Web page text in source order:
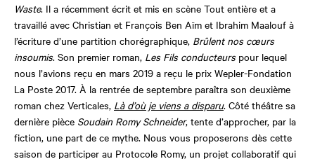
Waste. Il a récemment écrit et mis en scène Tout entière et a
travaillé avec Christian et François Ben Aïm et Ibrahim Maalouf à
l’écriture d’une partition chorégraphique, Brûlent nos cœurs
insoumis. Son premier roman, Les Fils conducteurspour lequel
nous l’avions reçu en mars 2019 a reçu le prix Wepler-Fondation
La Poste 2017. À la rentrée de septembre paraîtra son deuxième
roman chez Verticales, Là d’où je viens a disparu. Côté théâtre sa
dernière pièce Soudain Romy Schneider, tente d’approcher, par la
fiction, une part de ce mythe. Nous vous proposerons dès cette
saison de participer au Protocole Romy, un projet collaboratif qui